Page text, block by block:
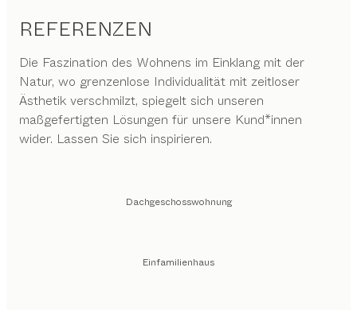
REFERENZEN
Die Faszination des Wohnens im Einklang mit der
Natur, wo grenzenlose Individualität mit zeitloser
Ästhetik verschmilzt, spiegelt sich unseren
maßgefertigten Lösungen für unsere Kund*innen
wider. Lassen Sie sich inspirieren.
Dachgeschosswohnung
Einfamilienhaus